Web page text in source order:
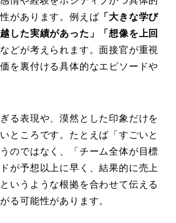
があります。例えば 「大きな学び
した実績があった」「想像を上回
などが考えられます。面接官が重視
を裏付ける具体的なエピソードや
る表現や、漠然とした印象だけを
ところです。たとえば「すごいと
のではなく、「チーム全体が目標
が予想以上に早く、結果的に売上
いうような根拠を合わせて伝える
る可能性があります。